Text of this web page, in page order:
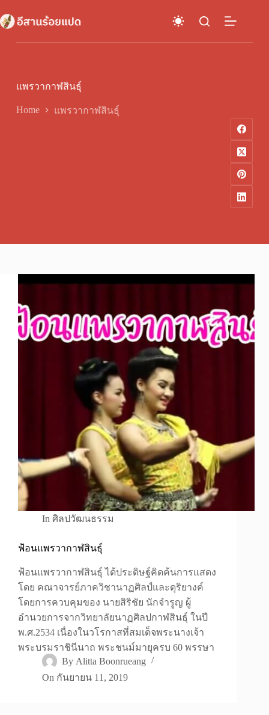
to
content
แพรวากาฬสินธุ์
Home แพรวากาฬสินธุ์
In ศิลปวัฒนธรรม
ฟ้อนแพรวากาฬสินธุ์
ฟ้อนแพรวากาฬสินธุ์ ได้ประดิษฐ์คิดค้นการแสดง
โดย คณาจารย์ภาควิชานาฏศิลป์และดุริยางค์
โดยการควบคุมของ นายสิริชัย นักจำรูญ ผู้
อำนวยการจากวิทยาลัยนาฏศิลปกาฬสินธุ์ ในปี
พ.ศ.2534 เนื่องในวโรกาสที่สมเด็จพระนางเจ้า
พระบรมราชินีนาถ พระชนม์มายุครบ 60 พรรษา
By Alitta Boonrueang
On กันยายน 11, 2019